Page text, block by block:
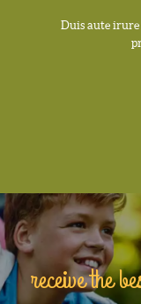
Duis aute
receive the